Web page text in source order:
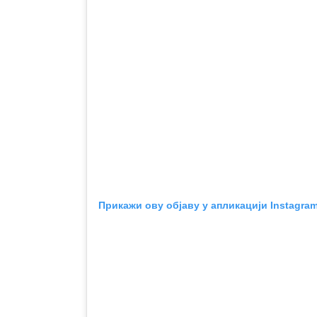
Прикажи ову објаву у апликацији